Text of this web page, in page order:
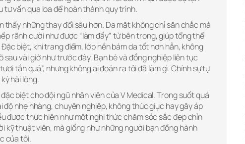
vấn qua loa để hoàn thành quy trình.
thấy những thay đổi sâu hơn. Da mặt không chỉ săn chắc mà
rãnh cười như được “làm đầy” từ bên trong, giúp tổng thể
biệt, khi trang điểm, lớp nền bám da tốt hơn hẳn, không
sau vài giờ như trước đây. Bạn bè và đồng nghiệp liên tục
tắn quá”, nhưng không ai đoán ra tôi đã làm gì. Chính sự tự
hài lòng.
biệt cho đội ngũ nhân viên của V Medical. Trong suốt quá
độ nhẹ nhàng, chuyên nghiệp, không thúc giục hay gây áp
được thực hiện như một nghi thức chăm sóc sắc đẹp chỉn
kỹ thuật viên, mà giống như những người bạn đồng hành
của tôi.